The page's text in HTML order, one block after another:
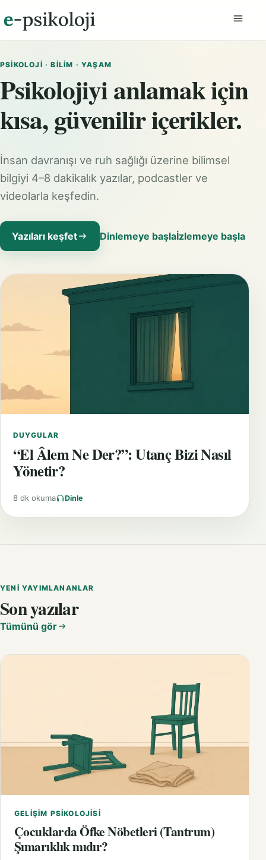
PSIKOLOJI · BILIM · YAŞAM
Psikolojiyi anlamak için
kısa, güvenilir içerikler.
İnsan davranışı ve ruh sağlığı üzerine bilimsel
bilgiyi 4–8 dakikalık yazılar, podcastler ve
videolarla keşfedin.
Yazıları keşfet Dinlemeye başlaİzlemeye başla
DUYGULAR
“El Âlem Ne Der?”: Utanç Bizi Nasıl
Yönetir?
8 dk okuma Dinle
YENI YAYIMLANANLAR
Son yazılar
Tümünü gör
GELIŞIM PSIKOLOJISI
Çocuklarda Öfke Nöbetleri (Tantrum)
Şımarıklık mıdır?